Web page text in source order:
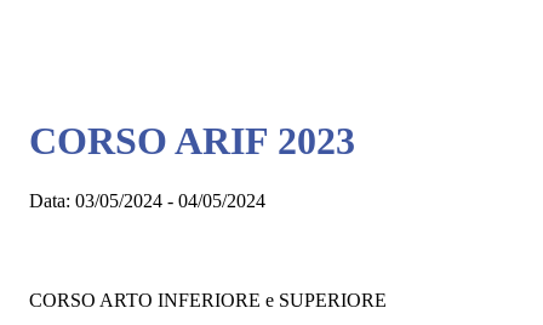
CORSO ARIF 2023
Data: 03/05/2024 - 04/05/2024
CORSO ARTO INFERIORE e SUPERIORE